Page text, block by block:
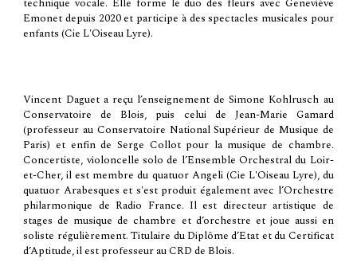
Emonet depuis 2020 et participe à des spectacles musicales pour
enfants (Cie L'Oiseau Lyre).
Vincent Daguet a reçu l’enseignement de Simone Kohlrusch au
Conservatoire de Blois, puis celui de Jean-Marie Gamard
(professeur au Conservatoire National Supérieur de Musique de
Paris) et enfin de Serge Collot pour la musique de chambre.
Concertiste, violoncelle solo de l’Ensemble Orchestral du Loir-
et-Cher, il est membredu quatuor Angeli(Cie L'Oiseau Lyre), du
quatuor Arabesques et s'est produit également avec l’Orchestre
philarmonique de Radio France. Il est directeur artistique de
stages de musique de chambre et d’orchestre et joue aussi en
soliste régulièrement. Titulaire du Diplôme d’Etat et du Certificat
d’Aptitude, il est professeur au CRD de Blois.